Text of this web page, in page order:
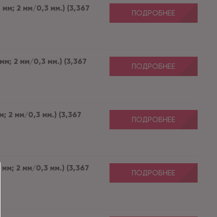
мм; 2 мм/0,3 мм.) (3,367
ПОДРОБНЕЕ
2 мм/0,3 мм.) (3,367
ПОДРОБНЕЕ
2 мм/0,3 мм.) (3,367
ПОДРОБНЕЕ
мм; 2 мм/0,3 мм.) (3,367
ПОДРОБНЕЕ